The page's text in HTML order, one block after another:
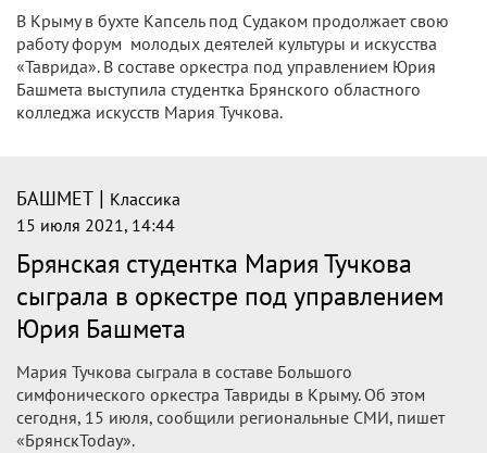
В Крыму в бухте Капсель под Судаком продолжает свою
работу форум молодых деятелей культуры и искусства
«Таврида». В составе оркестра под управлением Юрия
Башмета выступила студентка Брянского областного
колледжа искусств Мария Тучкова.
БАШМЕТ | Классика
15 июля 2021, 14:44
Брянская студентка Мария Тучкова
сыграла в оркестре под управлением
Юрия Башмета
Мария Тучкова сыграла в составе Большого
симфонического оркестра Тавриды в Крыму. Об этом
сегодня, 15 июля, сообщили региональные СМИ, пишет
«БрянскToday».